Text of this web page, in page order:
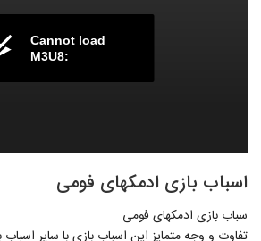
Cannot load
M3U8:
اسباب بازی ادمکهای فومی
سباب بازی ادمکهای فومی
تفاوت و وجه متمایز این اسباب بازی با سایر